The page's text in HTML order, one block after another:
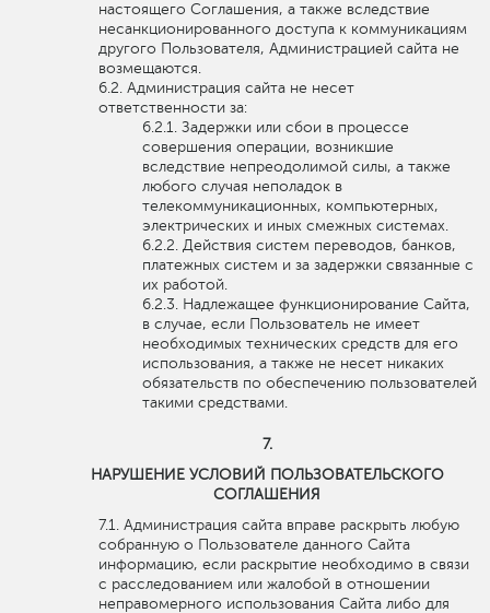
настоящего Соглашения, а также вследствие
несанкционированного доступа к коммуникациям
другого Пользователя, Администрацией сайта не
возмещаются.
Администрация сайта не несет
ответственности за:
Задержки или сбои в процессе
совершения операции, возникшие
вследствие непреодолимой силы, а также
любого случая неполадок в
телекоммуникационных, компьютерных,
электрических и иных смежных системах.
Действия систем переводов, банков,
платежных систем и за задержки связанные с
их работой.
Надлежащее функционирование Сайта,
в случае, если Пользователь не имеет
необходимых технических средств для его
использования, а также не несет никаких
обязательств по обеспечению пользователей
такими средствами.
НАРУШЕНИЕ УСЛОВИЙ ПОЛЬЗОВАТЕЛЬСКОГО
СОГЛАШЕНИЯ
Администрация сайта вправе раскрыть любую
собранную о Пользователе данного Сайта
информацию, если раскрытие необходимо в связи
с расследованием или жалобой в отношении
неправомерного использования Сайта либо для